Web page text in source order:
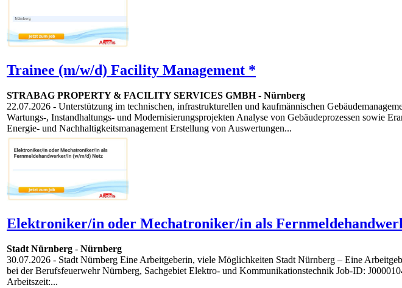
Trainee (m/w/d) Facility Management *
STRABAG PROPERTY & FACILITY SERVICES GMBH- Nürnberg
22.07.2026 - Unterstützung im technischen, infrastrukturellen und kaufmännischen
Wartungs-, Instandhaltungs- und Modernisierungsprojekten Analyse von Gebäudeprozessen sowie
Energie- und Nachhaltigkeitsmanagement Erstellung von Auswertungen...
Elektroniker/in oder Mechatroniker/in als
Stadt Nürnberg - Nürnberg
30.07.2026 - Stadt Nürnberg Eine Arbeitgeberin, viele Möglichkeiten Stadt Nürnberg – Eine
bei der Berufsfeuerwehr Nürnberg, Sachgebiet Elektro- und Kommunikationstechnik Job-ID:
Arbeitszeit:...